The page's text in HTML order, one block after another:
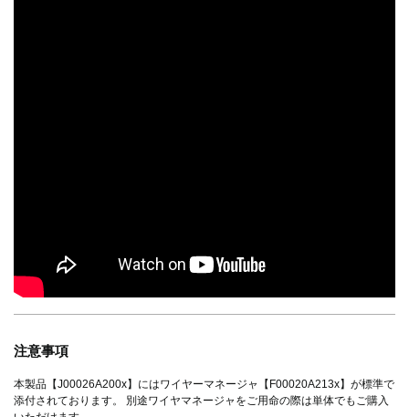
注意事項
本製品【J00026A200x】にはワイヤーマネージャ【F00020A213x】が標準で
添付されております。 別途ワイヤマネージャをご用命の際は単体でもご購入